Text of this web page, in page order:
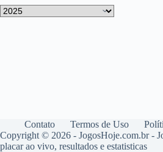
Contato Termos de Uso
Copyright © 2026 - JogosHoje.com.br -
placar ao vivo, resultados e estatisticas